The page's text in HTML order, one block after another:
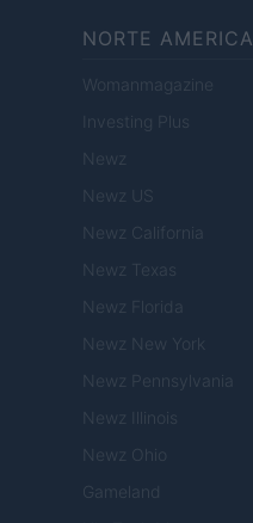
NORTE AMERICA
Womanmagazine
Investing Plus
Newz
Newz US
Newz California
Newz Texas
Newz Florida
Newz New York
Newz Pennsylvania
Newz Illinois
Newz Ohio
Gameland